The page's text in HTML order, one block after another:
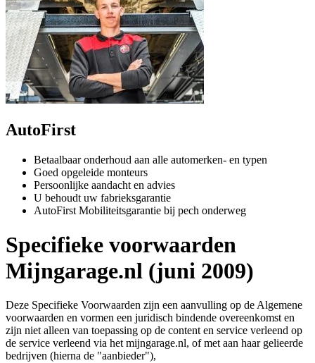
AutoFirst
Betaalbaar onderhoud aan alle automerken- en typen
Goed opgeleide monteurs
Persoonlijke aandacht en advies
U behoudt uw fabrieksgarantie
AutoFirst Mobiliteitsgarantie bij pech onderweg
Specifieke voorwaarden
Mijngarage.nl (juni 2009)
Deze Specifieke Voorwaarden zijn een aanvulling op de Algemene
voorwaarden en vormen een juridisch bindende overeenkomst en
zijn niet alleen van toepassing op de content en service verleend op
de service verleend via het mijngarage.nl, of met aan haar gelieerde
bedrijven (hierna de "aanbieder"),